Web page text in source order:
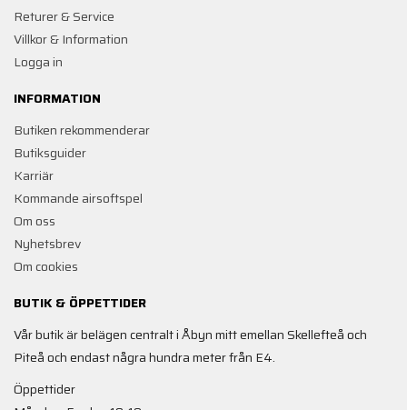
Returer & Service
Villkor & Information
Logga in
INFORMATION
Butiken rekommenderar
Butiksguider
Karriär
Kommande airsoftspel
Om oss
Nyhetsbrev
Om cookies
BUTIK & ÖPPETTIDER
Vår butik är belägen centralt i Åbyn mitt emellan Skellefteå och
Piteå och endast några hundra meter från E4.
Öppettider